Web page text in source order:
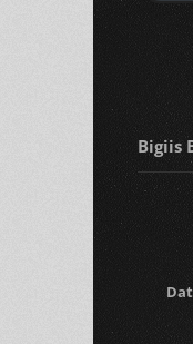
Bigiis